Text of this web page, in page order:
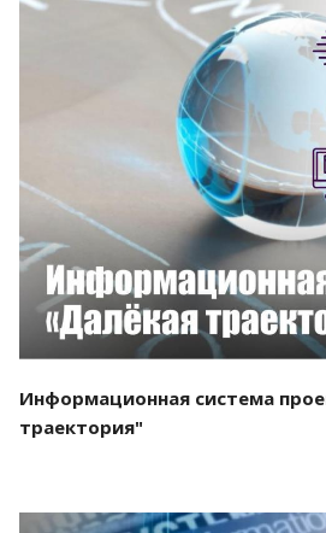
Смотреть проект
Информационная система
траектория"